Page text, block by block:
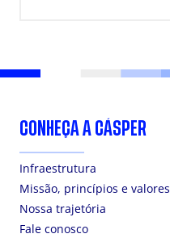
CONHEÇA A CÁSPER
Infraestrutura
Missão, princípios e valores
Nossa trajetória
Fale conosco